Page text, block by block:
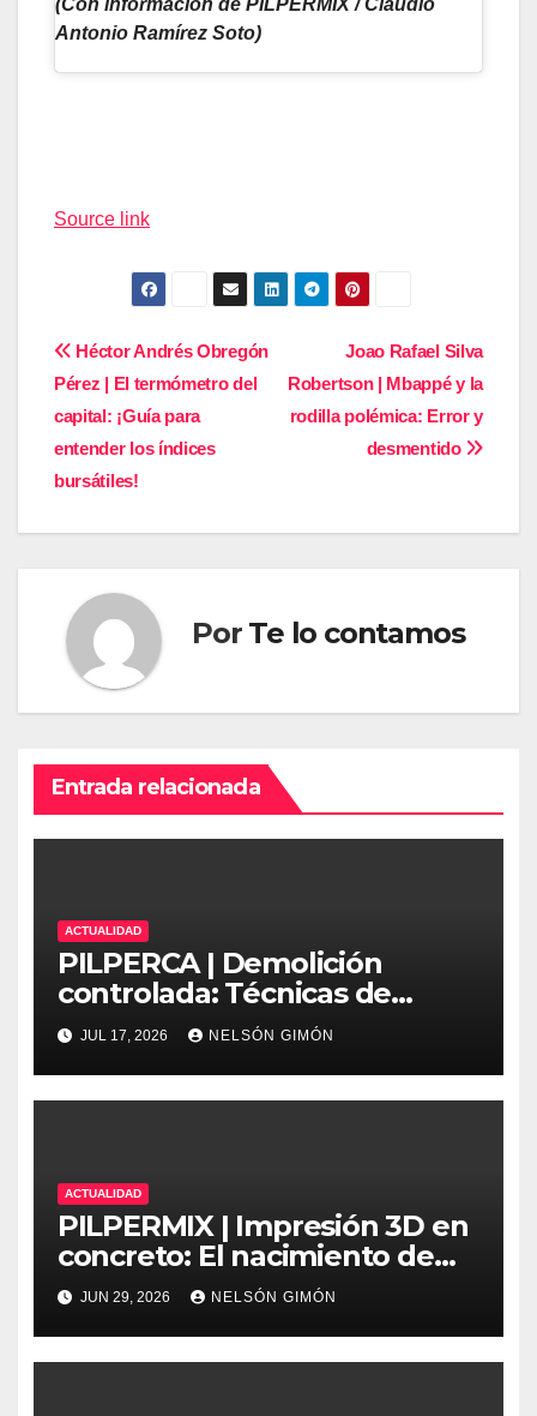
(Con información de PILPERMIX / Claudio
Antonio Ramírez Soto)
Navegación
Source link
Navegación
de
entradas
Joao Rafael Silva
Robertson | Mbappé y la
rodilla polémica: Error y
desmentido
Héctor Andrés Obregón
Pérez | El termómetro del
capital: ¡Guía para
entender los índices
bursátiles!
Por Te lo contamos
Entrada relacionada
ACTUALIDAD
PILPERCA | Demolición
controlada: Técnicas de
precisión y protocolos de
seguridad en la ingeniería
moderna
JUL 17, 2026 NELSÓN GIMÓN
ACTUALIDAD
PILPERMIX | Impresión 3D en
concreto: El nacimiento de
una nueva era arquitectónica
automatizada
JUN 29, 2026 NELSÓN GIMÓN